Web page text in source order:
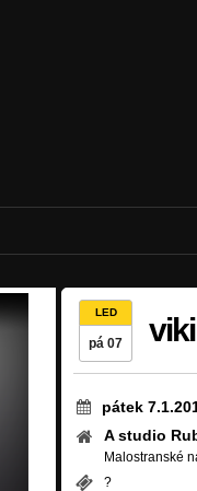
LED
pá 07
pátek
A studio
Malostranské
?